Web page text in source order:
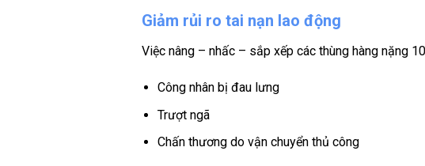
Giảm rủi ro tai nạn lao động
Việc nâng – nhấc – sắp xếp các thùng hàng nặng
Công nhân bị đau lưng
Trượt ngã
Chấn thương do vận chuyển thủ công